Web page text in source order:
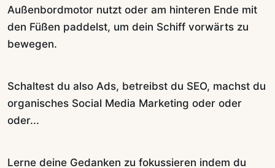
Außenbordmotor nutzt oder am hinteren Ende mit
den Füßen paddelst, um dein Schiff vorwärts zu
bewegen.
Schaltest du also Ads, betreibst du SEO, machst du
organisches Social Media Marketing oder oder
oder...
Lerne deine Gedanken zu fokussieren indem du